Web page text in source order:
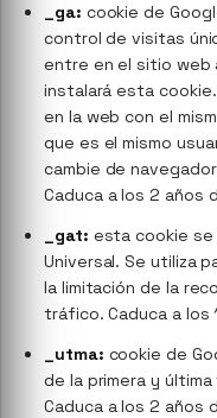
_ga: cookie de
control de visitas
entre en el sitio web
instalará esta
en la web con el
que es el mismo
cambie de
Caduca a los 2 años
_gat: esta cookie se
Universal. Se utiliza
la limitación de la
tráfico. Caduca a los
_utma: cookie de
de la primera y
Caduca a los 2 años